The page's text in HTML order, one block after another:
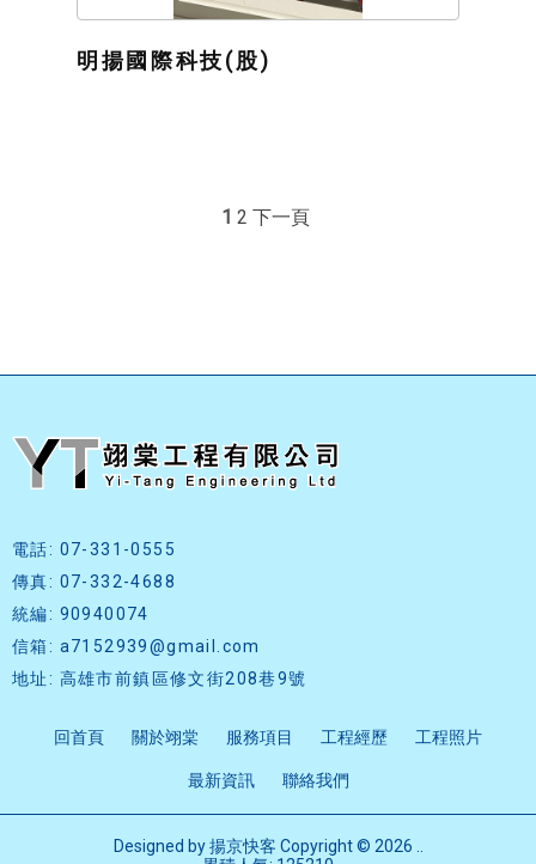
明揚國際科技(股)
1 2 下一頁
電話: 07-331-0555
傳真: 07-332-4688
統編: 90940074
信箱: a7152939@gmail.com
地址: 高雄市前鎮區修文街208巷9號
回首頁 關於翊棠 服務項目 工程經歷 工程照片
最新資訊 聯絡我們
Designed by揚京快客 Copyright © 2026